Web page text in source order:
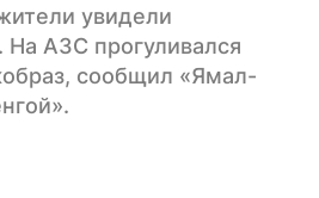
увидели
На АЗС прогуливался
сообщил «Ямал-